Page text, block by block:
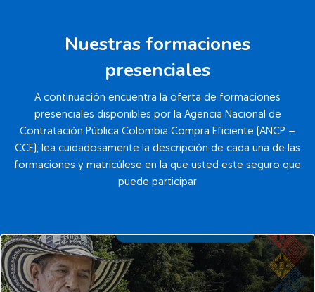
Nuestras formaciones
presenciales
A continuación encuentra la oferta de formaciones
presenciales disponibles por la Agencia Nacional de
Contratación Pública Colombia Compra Eficiente (ANCP –
CCE), lea cuidadosamente la descripción de cada una de las
formaciones y matricúlese en la que usted este seguro que
puede participar